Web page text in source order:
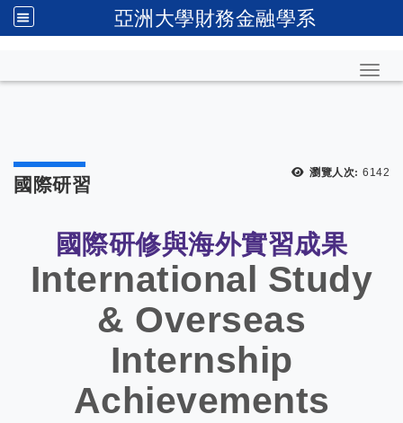
亞洲大學財務金融學系
瀏覽人次: 6142
國際研習
國際研修與海外實習成果
International Study
& Overseas
Internship
Achievements